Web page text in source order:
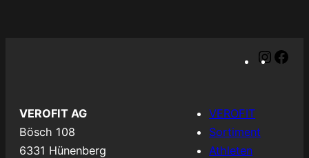
I
VEROFIT AG
Bösch 108
6331 Hünenberg
VEROFIT
Sortiment
Athleten